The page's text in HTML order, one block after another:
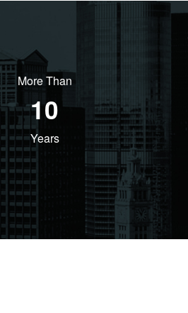
More Than
12
Years